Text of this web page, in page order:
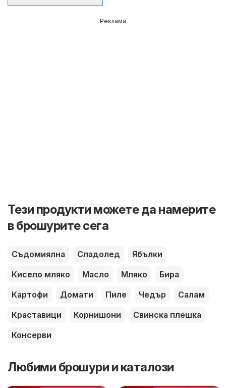
Реклама
Тези продукти можете да намерите
в брошурите сега
Съдомиялна Сладолед
Ябълки
Кисело мляко
Масло Мляко
Бира
Картофи
Домати Пиле Чедър
Салам
Краставици
Корнишони
Свинска плешка
Консерви
Любими брошури и каталози